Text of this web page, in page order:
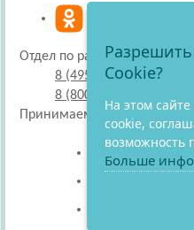
Отдел по работе с
8 (495) 220-51-30
8 (800) 707-27-19
Принимаем к оплате
Cookie?
На этом
cookie,
возможность
Больше